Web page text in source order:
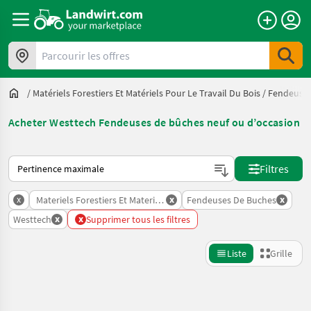
Parcourir les offres
/ Matériels Forestiers Et Matériels Pour Le Travail Du Bois /
Acheter Westtech Fendeuses de bûches neuf ou d’occasion
Voici comment les annonces sont triées sur Landwirt.com
Filtres
x Materiels Forestiers Et Materiels Pour Le Travail Du Bois
x Fendeuses De Buches x
Westtech x x Supprimer tous les filtres
Liste Grille